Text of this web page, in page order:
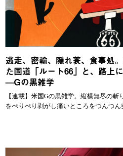
逃走、密輸、隠れ蓑、食事処
た国道「ルート66」と、路上
—Gの黒雑学
【連載】米国Gの黒雑学。縦横無尽の
をぺりぺり剥がし痛いところをつんつん